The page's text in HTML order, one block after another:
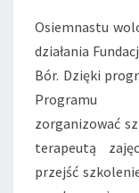
Osiemnastu
działania
Bór. Dzięki
Programu
zorganizować
terapeutą
przejść